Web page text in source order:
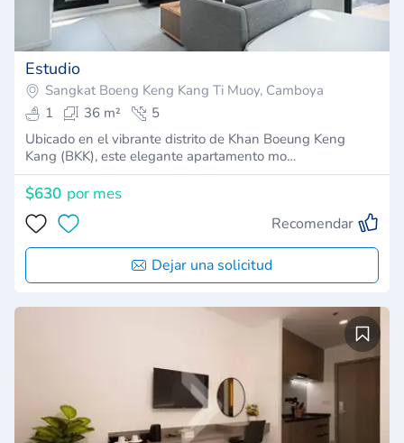
Estudio
Sangkat Boeng Keng Kang Ti Muoy, Camboya
1
36 m²
5
Ubicado en el vibrante distrito de Khan Boeung Keng
Kang (BKK), este elegante apartamento mo…
$630 por mes
Recomendar
Dejar una solicitud